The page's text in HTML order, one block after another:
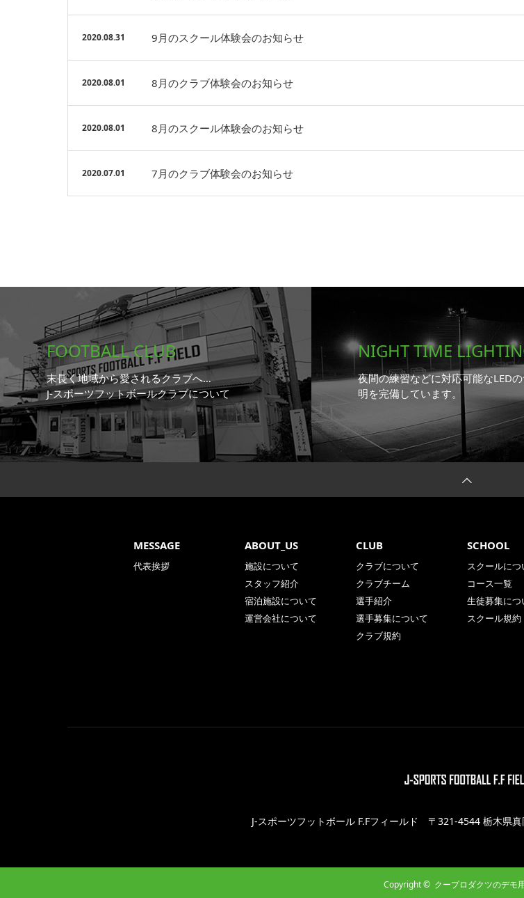
2020.08.31 9月のスクール体験会のお知らせ
2020.08.01 8月のクラブ体験会のお知らせ
2020.08.01 8月のスクール体験会のお知らせ
2020.07.01 7月のクラブ体験会のお知らせ
FOOTBALL CLUB
末長く地域から愛されるクラブへ…
J-スポーツフットボールクラブについて
NIGHT TIME
夜間の練習などに対応可能なLED
明を完備しています。
MESSAGE
代表挨拶
ABOUT_US
施設について
スタッフ紹介
宿泊施設について
運営会社について
CLUB
クラブについて
クラブチーム
選手紹介
選手募集について
クラブ規約
SCHOOL
スクールにつ
コース一覧
生徒募集につ
スクール規約
J-スポーツフットボール F.Fフィールド 〒321-4544 栃木県
Copyright © クープロダクツのデモ